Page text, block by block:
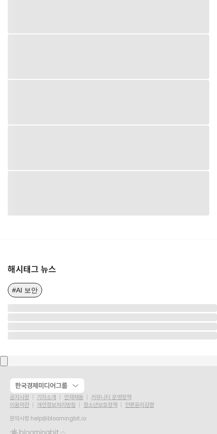
해시태그 뉴스
#AI 보안
한국경제미디어그룹
공지사항 기자소개 인재채용
커뮤니티 운영정책
이용약관
개인정보처리방침 청소년보호정책
언론윤리강령
문의사항 help@bloomingbit.io